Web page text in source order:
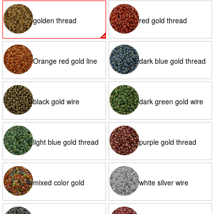
golden thread red gold thread
Orange red gold line dark blue gold thread
black gold wire dark green gold wire
light blue gold thread purple gold thread
mixed color gold white silver wire